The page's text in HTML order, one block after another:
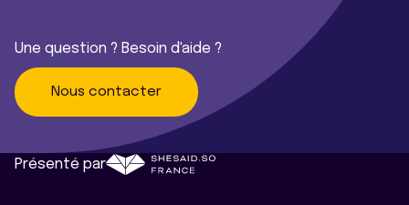
Une question ? Besoin d'aide ?
Nous contacter
Présenté par